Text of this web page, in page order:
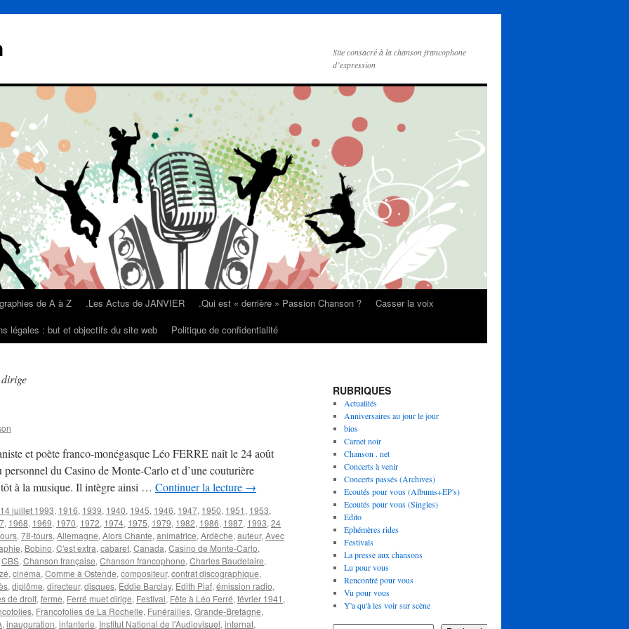
Site consacré à la chanson francophone
d’expression
de A à Z .Les Actus de JANVIER .Qui est « derrière » Passion Chanson ?
Casser la voix
légales : but et objectifs du site web Politique de confidentialité
et poète franco-monégasque Léo FERRE naît le 24 août
du Casino de Monte-Carlo et d’une couturière
tôt à la musique. Il intègre ainsi … Continuer la lecture →
14 juillet 1993, 1916, 1939, 1940, 1945, 1946, 1947, 1950, 1951 , 1953,
, 1968, 1969, 1970, 1972, 1974, 1975, 1979, 1982, 1986, 1987, 1993, 24
, 78-tours, Allemagne, Alors Chante, animatrice, Ardèche, auteur, Avec
, Bobino, C'est extra, cabaret, Canada, Casino de Monte-Carlo,
CBS, Chanson française, Chanson francophone, Charles Baudelaire,
, cinéma, Comme à Ostende, compositeur, contrat discographique,
, diplôme, directeur, disques, Eddie Barclay, Edith Piaf, émission radio,
de droit, ferme, Ferré muet dirige, Festival, Fête à Léo Ferré, février 1941 ,
, Francofolies de La Rochelle, Funérailles, Grande-Bretagne,
, inauguration, infanterie, Institut National de l'Audiovisuel, internat,
RUBRIQUES
Actualités
Anniversaires au jour le jour
bios
Carnet noir
Chanson . net
Concerts à venir
Concerts passés (Archives)
Ecoutés pour vous (Albums+EP's)
Ecoutés pour vous (Singles)
Edito
Ephémères rides
Festivals
La presse aux chansons
Lu pour vous
Rencontré pour vous
Vu pour vous
Y'a qu'à les voir sur scène